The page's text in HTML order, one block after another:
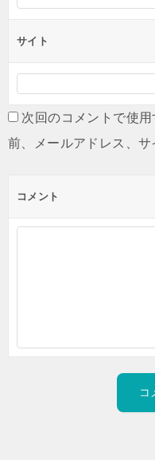
サイト
次回のコメントで使
前、メールアドレス、サ
コメント